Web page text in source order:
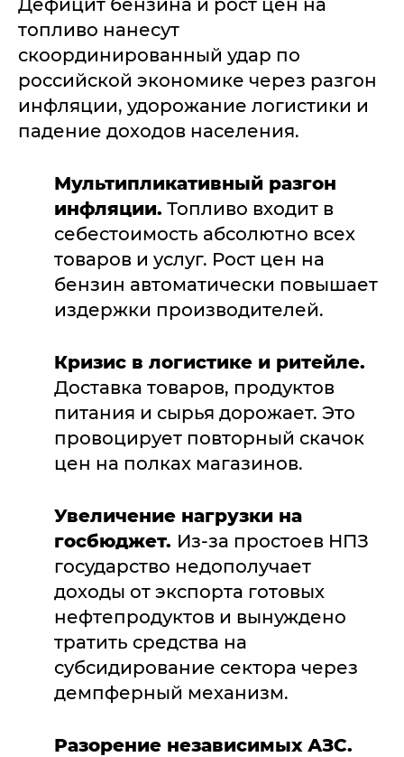
Дефицит бензина и рост цен на
топливо нанесут
скоординированный удар по
российской экономике через разгон
инфляции, удорожание логистики и
падение доходов населения.
Мультипликативный разгон
инфляции. Топливо входит в
себестоимость абсолютно всех
товаров и услуг. Рост цен на
бензин автоматически повышает
издержки производителей.
Кризис в логистике и ритейле.
Доставка товаров, продуктов
питания и сырья дорожает. Это
провоцирует повторный скачок
цен на полках магазинов.
Увеличение нагрузки на
госбюджет. Из-за простоев НПЗ
государство недополучает
доходы от экспорта готовых
нефтепродуктов и вынуждено
тратить средства на
субсидирование сектора через
демпферный механизм.
Разорение независимых АЗС.